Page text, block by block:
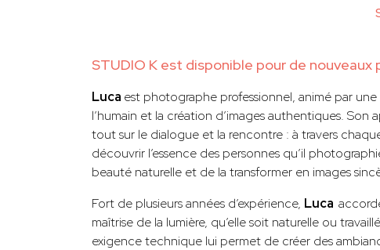
STUDIO K est disponible pour de nouveaux
Luca est photographe professionnel, animé par
l’humain et la création d’images authentiques. Son
tout sur le dialogue et la rencontre : à travers
découvrir l’essence des personnes qu’il
beauté naturelle et de la transformer en images
Fort de plusieurs années d’expérience, Luca
maîtrise de la lumière, qu’elle soit naturelle ou
exigence technique lui permet de créer des